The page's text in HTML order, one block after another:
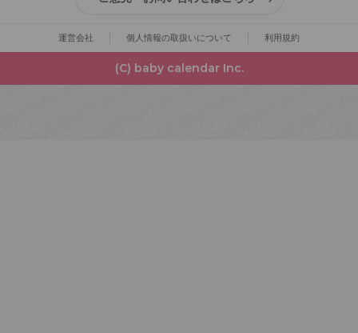
運営会社 個人情報の取扱いについて 利用規約
(C) baby calendar Inc.